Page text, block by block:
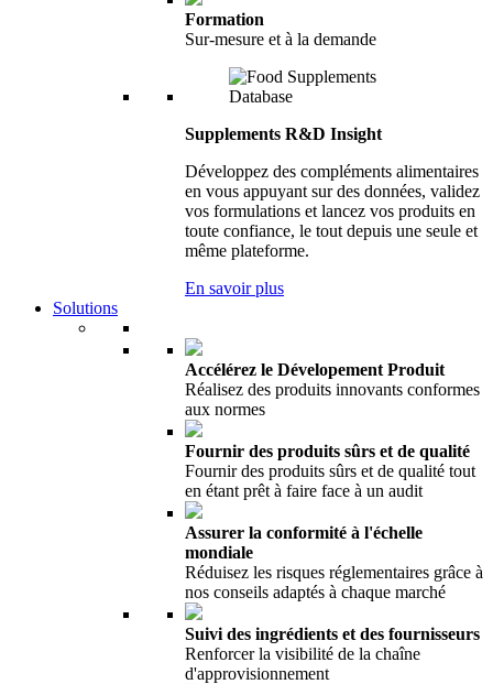
Formation
Sur-mesure et à la demande
Supplements R&D Insight
Développez des compléments alimentaires
en vous appuyant sur des données, validez
vos formulations et lancez vos produits en
toute confiance, le tout depuis une seule et
même plateforme.
En savoir plus
Solutions
Accélérez le Dévelopement Produit
Réalisez des produits innovants conformes
aux normes
Fournir des produits sûrs et de qualité
Fournir des produits sûrs et de qualité tout
en étant prêt à faire face à un audit
Assurer la conformité à l'échelle
mondiale
Réduisez les risques réglementaires grâce à
nos conseils adaptés à chaque marché
Suivi des ingrédients et des fournisseurs
Renforcer la visibilité de la chaîne
d'approvisionnement